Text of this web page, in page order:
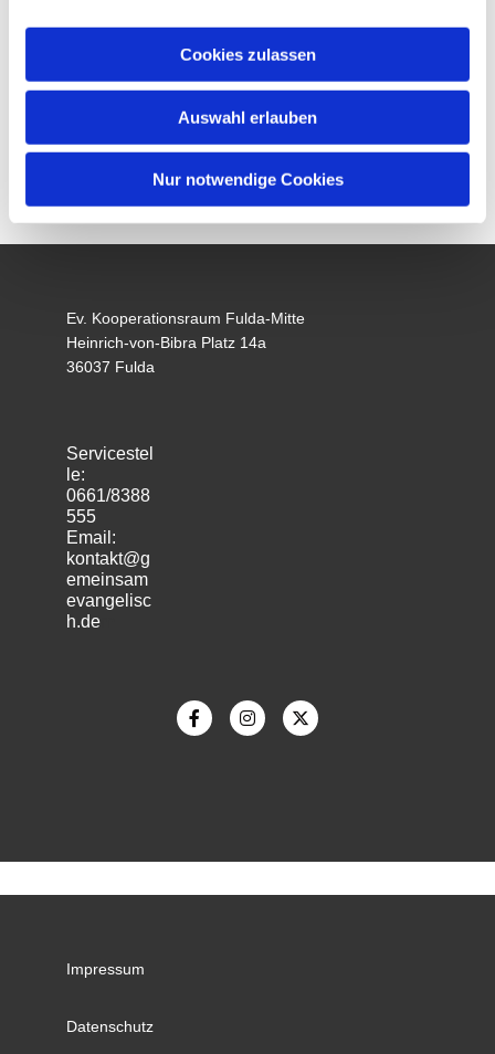
Cookies zulassen
Auswahl erlauben
Nur notwendige Cookies
Ev. Kooperationsraum Fulda-Mitte
Heinrich-von-Bibra Platz 14a
36037 Fulda
Servicestel
le:
0661/8388
555
Email:
kontakt@g
emeinsam
evangelisc
h.de
Impressum
Datenschutz